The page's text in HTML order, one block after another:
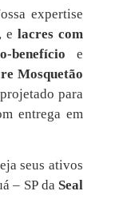
expertise
, e lacres com
benefício e
Mosquetão
para
entrega em
seus ativos
– SP da Seal